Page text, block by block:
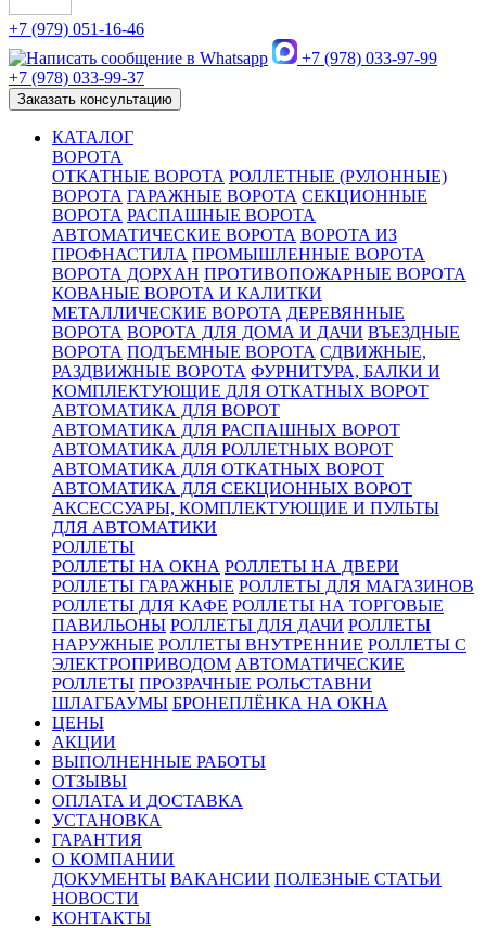
+7 (979) 051-16-46
+7 (978) 033-97-99
+7 (978) 033-99-37
Заказать консультацию
КАТАЛОГ
ВОРОТА
ОТКАТНЫЕ ВОРОТА РОЛЛЕТНЫЕ (РУЛОННЫЕ)
ВОРОТА ГАРАЖНЫЕ ВОРОТА СЕКЦИОННЫЕ
ВОРОТА РАСПАШНЫЕ ВОРОТА
АВТОМАТИЧЕСКИЕ ВОРОТА ВОРОТА ИЗ
ПРОФНАСТИЛА ПРОМЫШЛЕННЫЕ ВОРОТА
ВОРОТА ДОРХАН ПРОТИВОПОЖАРНЫЕ ВОРОТА
КОВАНЫЕ ВОРОТА И КАЛИТКИ
МЕТАЛЛИЧЕСКИЕ ВОРОТА ДЕРЕВЯННЫЕ
ВОРОТА ВОРОТА ДЛЯ ДОМА И ДАЧИ ВЪЕЗДНЫЕ
ВОРОТА ПОДЪЕМНЫЕ ВОРОТА СДВИЖНЫЕ,
РАЗДВИЖНЫЕ ВОРОТА ФУРНИТУРА, БАЛКИ И
КОМПЛЕКТУЮЩИЕ ДЛЯ ОТКАТНЫХ ВОРОТ
АВТОМАТИКА ДЛЯ ВОРОТ
АВТОМАТИКА ДЛЯ РАСПАШНЫХ ВОРОТ
АВТОМАТИКА ДЛЯ РОЛЛЕТНЫХ ВОРОТ
АВТОМАТИКА ДЛЯ ОТКАТНЫХ ВОРОТ
АВТОМАТИКА ДЛЯ СЕКЦИОННЫХ ВОРОТ
АКСЕССУАРЫ, КОМПЛЕКТУЮЩИЕ И ПУЛЬТЫ
ДЛЯ АВТОМАТИКИ
РОЛЛЕТЫ
РОЛЛЕТЫ НА ОКНА РОЛЛЕТЫ НА ДВЕРИ
РОЛЛЕТЫ ГАРАЖНЫЕ РОЛЛЕТЫ ДЛЯ МАГАЗИНОВ
РОЛЛЕТЫ ДЛЯ КАФЕ РОЛЛЕТЫ НА ТОРГОВЫЕ
ПАВИЛЬОНЫ РОЛЛЕТЫ ДЛЯ ДАЧИ РОЛЛЕТЫ
НАРУЖНЫЕ РОЛЛЕТЫ ВНУТРЕННИЕ РОЛЛЕТЫ С
ЭЛЕКТРОПРИВОДОМ АВТОМАТИЧЕСКИЕ
РОЛЛЕТЫ ПРОЗРАЧНЫЕ РОЛЬСТАВНИ
ШЛАГБАУМЫ БРОНЕПЛЁНКА НА ОКНА
ЦЕНЫ
АКЦИИ
ВЫПОЛНЕННЫЕ РАБОТЫ
ОТЗЫВЫ
ОПЛАТА И ДОСТАВКА
УСТАНОВКА
ГАРАНТИЯ
О КОМПАНИИ
ДОКУМЕНТЫ ВАКАНСИИ ПОЛЕЗНЫЕ СТАТЬИ
НОВОСТИ
КОНТАКТЫ